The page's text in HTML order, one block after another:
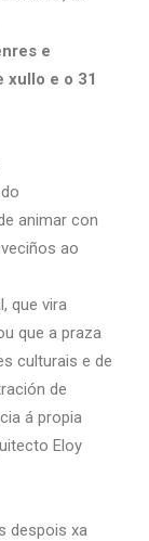
e
xullo e o 31
animar con
ao
que vira
que a praza
culturais e de
de
á propia
Eloy
despois xa